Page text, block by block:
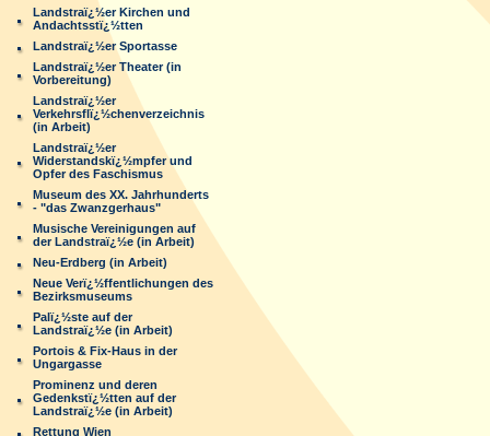
Landstraï¿½er Kirchen und
Andachtsstï¿½tten
Landstraï¿½er Sportasse
Landstraï¿½er Theater (in
Vorbereitung)
Landstraï¿½er
Verkehrsflï¿½chenverzeichnis
(in Arbeit)
Landstraï¿½er
Widerstandskï¿½mpfer und
Opfer des Faschismus
Museum des XX. Jahrhunderts
- "das Zwanzgerhaus"
Musische Vereinigungen auf
der Landstraï¿½e (in Arbeit)
Neu-Erdberg (in Arbeit)
Neue Verï¿½ffentlichungen des
Bezirksmuseums
Palï¿½ste auf der
Landstraï¿½e (in Arbeit)
Portois & Fix-Haus in der
Ungargasse
Prominenz und deren
Gedenkstï¿½tten auf der
Landstraï¿½e (in Arbeit)
Rettung Wien